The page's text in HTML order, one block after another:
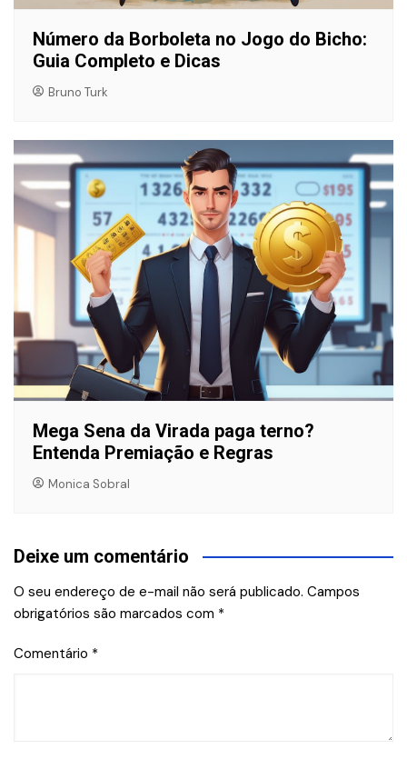
Número da Borboleta no Jogo do Bicho:
Guia Completo e Dicas
Bruno Turk
Mega Sena da Virada paga terno?
Entenda Premiação e Regras
Monica Sobral
Deixe um comentário
O seu endereço de e-mail não será publicado. Campos
obrigatórios são marcados com *
Comentário *